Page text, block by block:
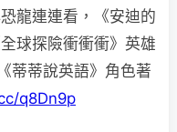
龍連連看，《安迪的
球探險衝衝衝》英雄
蒂蒂說英語》角色著
q8Dn9p